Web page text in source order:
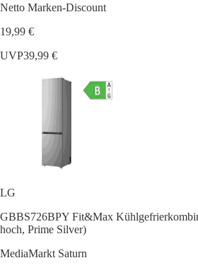
Netto Marken-Discount
19,99 €
UVP39,99 €
LG
GBBS726BPY Fit&Max
hoch, Prime Silver)
MediaMarkt Saturn